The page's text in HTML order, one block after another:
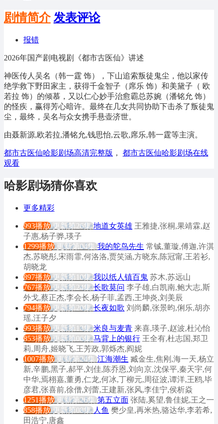
剧情简介 发表评论
报错
2026年国产剧电视剧《都市古医仙》讲述
神医传人吴名（韩一霆 饰），下山追索叛徒鬼尘，他以家传
绝学救下野田家主，获得千金智子（席乐 饰）和美黛子（ 欧
若拉 饰）的倾慕，又以仁心妙手治愈霸总苏婉（潘铭允 饰）
的怪疾，赢得芳心暗许。最终在几女共同协助下击杀了叛徒鬼
尘，最终，吴名与众女携手悬壶济世。
由聂新源,欧若拉,潘铭允,钱思怡,云歌,席乐,韩一霆等主演。
都市古医仙哈影剧场高清完整版 ，
都市古医仙哈影剧场在线
观看
哈影剧场猜你喜欢
更多精彩
993播放 更新第26集 地道女英雄 王雅捷,张桐,果靖霖,赵
子惠,杨子骅,瑛子
1299播放 更新第04集 我的鸵鸟先生 常铖,董璇,傅迦,许淇
杰,苏晓彤,宋雨霏,何洛洛,贾笑涵,方晓东,陈冠甯,王若衫,
胡晓龙
897播放 更新第10集 我以纸人镇百鬼 苏木,苏远山
767播放 更新第24集 长歌莫问 李子雄,白凯南,鲍大志,斯
外戈,蔡正杰,李会长,杨子菲,孟西,王坤炎,刘美辰
794播放 更新第20集 长夜如歌 刘尚麟,张景昀,俐乐,胡亦
瑶,汪子夕
993播放 更新第13集 米良与麦青 来喜,瑛子,赵波,杜沁怡
853播放 更新第06集 马背上的银行 王全有,杜志国,郑卫
莉,周舟,姬晓飞,王芳政,郭烁杰,阎妮
1007播放 更新第24集 江海潮生 臧金生,焦刚,海一天,杨立
新,辛鹏,黑子,郝平,刘佳,陈乔恩,刘向京,沈保平,秦天宇,何
中华,焉栩嘉,董勇,仁龙,何冰,丁柳元,周征波,谭洋,王鸥,毕
彦君,张喜前,徐僧,刘蕾,王建新,张风,李佳宁,侯析焱
1251播放 更新第26集 第五立面 张陆,奚望,鲁佳妮,王之一
858播放 更新第08集 人鱼 樊少皇,再米热,骆达华,李若希,
田浩宁,唐鑫